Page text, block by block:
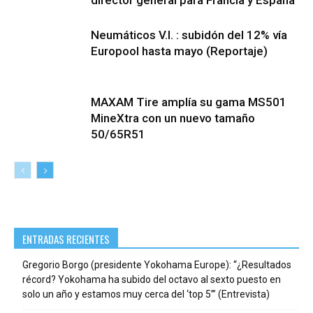
Neumáticos V.I. : subidón del 12% vía
Europool hasta mayo (Reportaje)
MAXAM Tire amplía su gama MS501
MineXtra con un nuevo tamaño
50/65R51
ENTRADAS RECIENTES
Gregorio Borgo (presidente Yokohama Europe): “¿Resultados
récord? Yokohama ha subido del octavo al sexto puesto en
solo un año y estamos muy cerca del ‘top 5’” (Entrevista)